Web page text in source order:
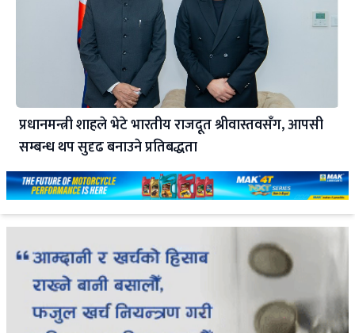
प्रधानमन्त्री शाहले भेटे भारतीय राजदूत श्रीवास्तवसँग, आपसी
सम्बन्ध थप सुदृढ बनाउने प्रतिबद्धता